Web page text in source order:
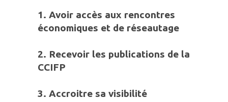
1. Avoir accès aux rencontres
économiques et de réseautage
2. Recevoir les publications de la
CCIFP
3. Accroitre sa visibilité